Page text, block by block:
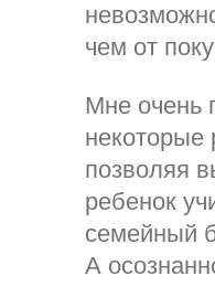
чем от
Мне очень
некоторые
позволяя
ребенок
семейный
А